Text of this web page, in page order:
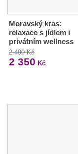
Moravský kras:
relaxace s jídlem i
privátním wellness
2 490 Kč
2 350 Kč